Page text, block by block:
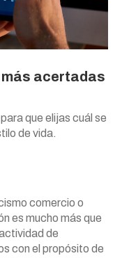
acertadas
que elijas cuál se
de vida.
comercio o
es mucho más que
de
con el propósito de